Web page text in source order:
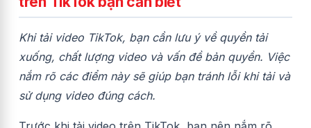
Khi tải video TikTok, bạn cần lưu ý về quyền tải
xuống, chất lượng video và vấn đề bản quyền. Việc
nắm rõ các điểm này sẽ giúp bạn tránh lỗi khi tải và
sử dụng video đúng cách.